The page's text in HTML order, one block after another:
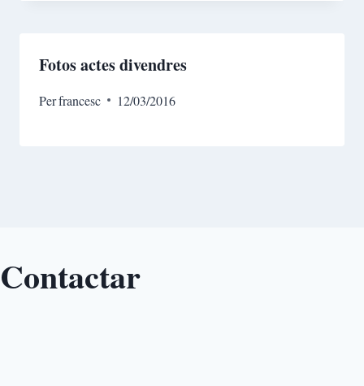
Fotos actes divendres
Perfrancesc 12/03/2016
Contactar